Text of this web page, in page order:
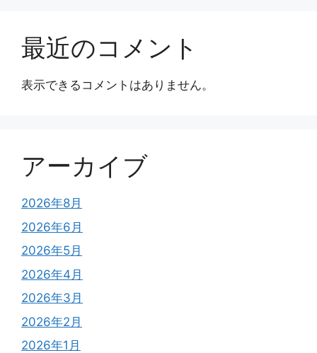
最近のコメント
表示できるコメントはありません。
アーカイブ
2026年8月
2026年6月
2026年5月
2026年4月
2026年3月
2026年2月
2026年1月